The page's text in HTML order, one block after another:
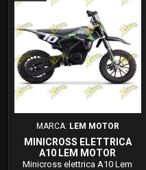
MARCA: LEM MOTOR
MINICROSS ELETTRICA
A10 LEM MOTOR
Minicross elettrica A10 Lem